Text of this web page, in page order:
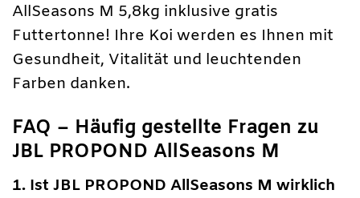
AllSeasons M 5,8kg inklusive gratis
Futtertonne! Ihre Koi werden es Ihnen mit
Gesundheit, Vitalität und leuchtenden
Farben danken.
FAQ – Häufig gestellte Fragen zu
JBL PROPOND AllSeasons M
1. Ist JBL PROPOND AllSeasons M wirklich